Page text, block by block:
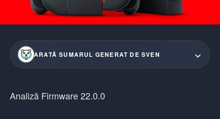
ARATĂ SUMARUL GENERAT DE SVEN
Analiză Firmware 22.0.0